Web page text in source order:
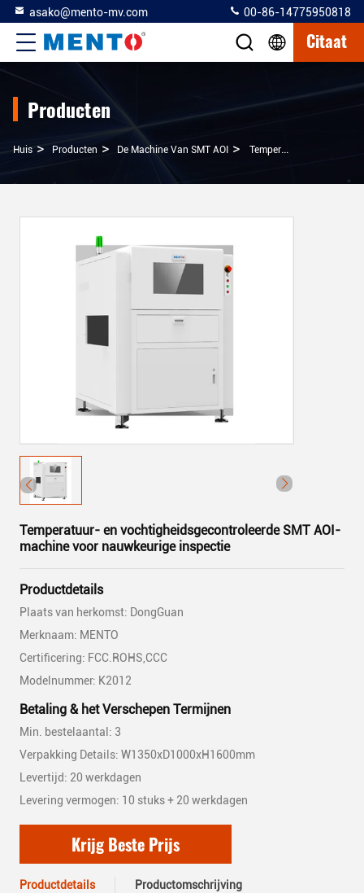
asako@mento-mv.com 00-86-14775950818
Citaat
Producten
Huis > Producten > De Machine Van SMT AOI > Temperatuur- En Vochtigheidsgecontroleerde SMT AOI-Machine Voor Nauwkeurige Inspectie
Temperatuur- en vochtigheidsgecontroleerde SMT AOI-
machine voor nauwkeurige inspectie
Productdetails
Plaats van herkomst: DongGuan
Merknaam: MENTO
Certificering: FCC.ROHS,CCC
Modelnummer: K2012
Betaling & het Verschepen Termijnen
Min. bestelaantal: 3
Verpakking Details: W1350xD1000xH1600mm
Levertijd: 20 werkdagen
Levering vermogen: 10 stuks + 20 werkdagen
Krijg Beste Prijs
Productdetails Productomschrijving